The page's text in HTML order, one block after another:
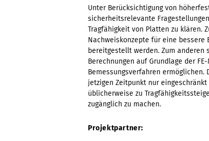
Unter Berücksichtigung von
sicherheitsrelevante
Tragfähigkeit von Platten zu klären.
Nachweiskonzepte für eine
bereitgestellt werden. Zum anderen
Berechnungen auf Grundlage der
Bemessungsverfahren ermöglichen.
jetzigen Zeitpunkt nur
üblicherweise zu
zugänglich zu machen.
Projektpartner: